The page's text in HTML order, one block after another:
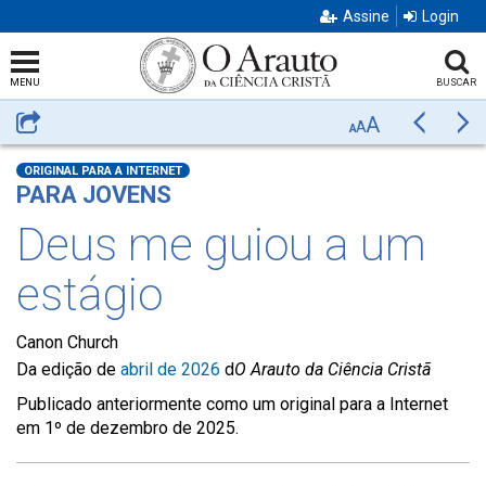
Assine Login
MENU BUSCAR
Compartilhar AAA Anterior
ORIGINAL PARA A INTERNET
PARA JOVENS
Deus me guiou a um
estágio
Canon Church
Da edição de abril de 2026 dO Arauto da Ciência Cristã
Publicado anteriormente como um original para a Internet
em 1º de dezembro de 2025.